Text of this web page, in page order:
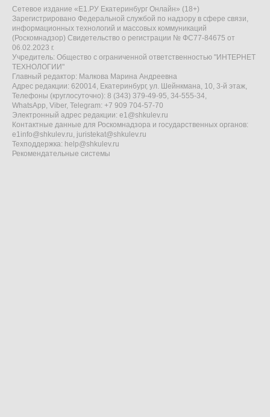
Сетевое издание «Е1.РУ Екатеринбург Онлайн» (18+)
Зарегистрировано Федеральной службой по надзору в сфере связи,
информационных технологий и массовых коммуникаций
(Роскомнадзор) Свидетельство о регистрации № ФС77-84675 от
06.02.2023 г.
Учредитель: Общество с ограниченной ответственностью "ИНТЕРНЕТ
ТЕХНОЛОГИИ"
Главный редактор: Малкова Марина Андреевна
Адрес редакции: 620014, Екатеринбург, ул. Шейнкмана, 10, 3-й этаж,
Телефоны (круглосуточно): 8 (343) 379-49-95, 34-555-34,
WhatsApp, Viber, Telegram: +7 909 704-57-70
Электронный адрес редакции: e1@shkulev.ru
Контактные данные для Роскомнадзора и государственных органов:
e1info@shkulev.ru, juristekat@shkulev.ru
Техподдержка: help@shkulev.ru
Рекомендательные системы